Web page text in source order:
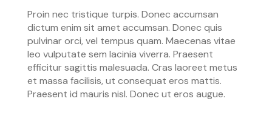
Proin nec tristique turpis. Donec accumsan
dictum enim sit amet accumsan. Donec quis
pulvinar orci, vel tempus quam. Maecenas vitae
leo vulputate sem lacinia viverra. Praesent
efficitur sagittis malesuada. Cras laoreet metus
et massa facilisis, ut consequat eros mattis.
Praesent id mauris nisl. Donec ut eros augue.